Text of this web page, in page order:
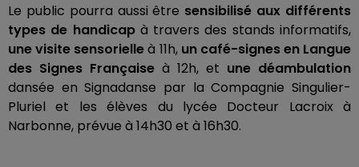
Le public pourra aussi être sensibilisé aux différents
types de handicap à travers des stands informatifs,
une visite sensorielleà 11h, un café-signes en Langue
des Signes Française à 12h, et une déambulation
dansée en Signadanse par la Compagnie Singulier-
Pluriel et les élèves du lycée Docteur Lacroix à
Narbonne, prévue à 14h30 et à 16h30.